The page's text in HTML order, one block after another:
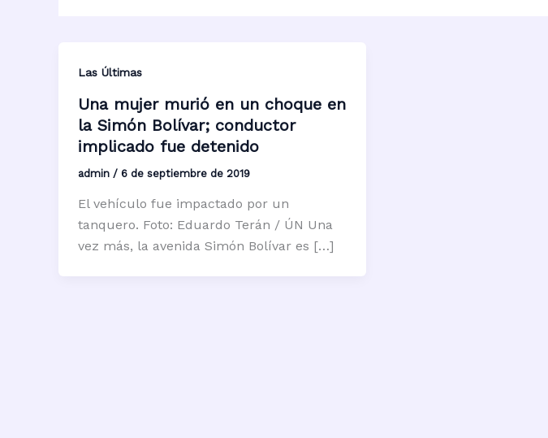
Las Últimas
Una mujer murió en un choque en
la Simón Bolívar; conductor
implicado fue detenido
admin / 6 de septiembre de 2019
El vehículo fue impactado por un
tanquero. Foto: Eduardo Terán / ÚN Una
vez más, la avenida Simón Bolívar es […]